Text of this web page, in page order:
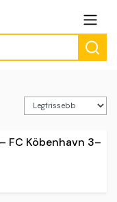
FC Köbenhavn 3–